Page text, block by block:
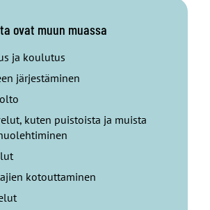
ovat muun muassa
ja koulutus
järjestäminen
kuten puistoista ja muista
kotouttaminen